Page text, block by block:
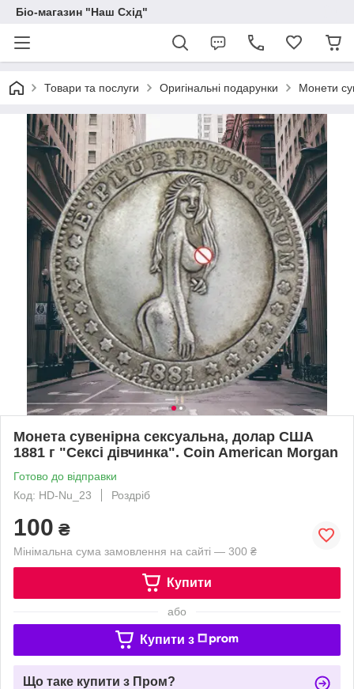
Біо-магазин "Наш Схід"
Товари та послуги Оригінальні подарунки Монети
Монета сувенірна сексуальна, долар США
1881 г "Сексі дівчинка". Coin American Morgan
Готово до відправки
Код: HD-Nu_23
Роздріб
100 ₴
Мінімальна сума замовлення на сайті — 300 ₴
Купити
або
Купити з
Що таке купити з Пром?